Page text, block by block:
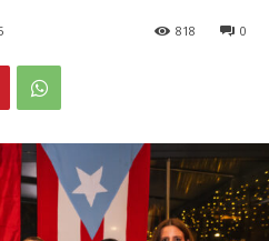
0
818